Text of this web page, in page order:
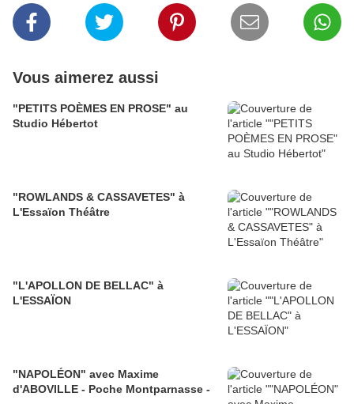
Vous aimerez aussi
"PETITS POÈMES EN PROSE" au
Studio Hébertot
"ROWLANDS & CASSAVETES" à
L'Essaïon Théâtre
"L'APOLLON DE BELLAC" à
L'ESSAÏON
"NAPOLÉON" avec Maxime
d'ABOVILLE - Poche Montparnasse -